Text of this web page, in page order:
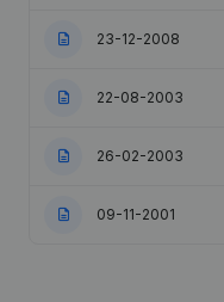
23-12-2008
22-08-2003
26-02-2003
09-11-2001